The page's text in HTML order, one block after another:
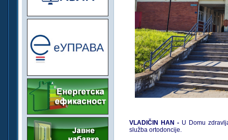
VLADIČIN HAN - U Domu
služba ortodoncije.